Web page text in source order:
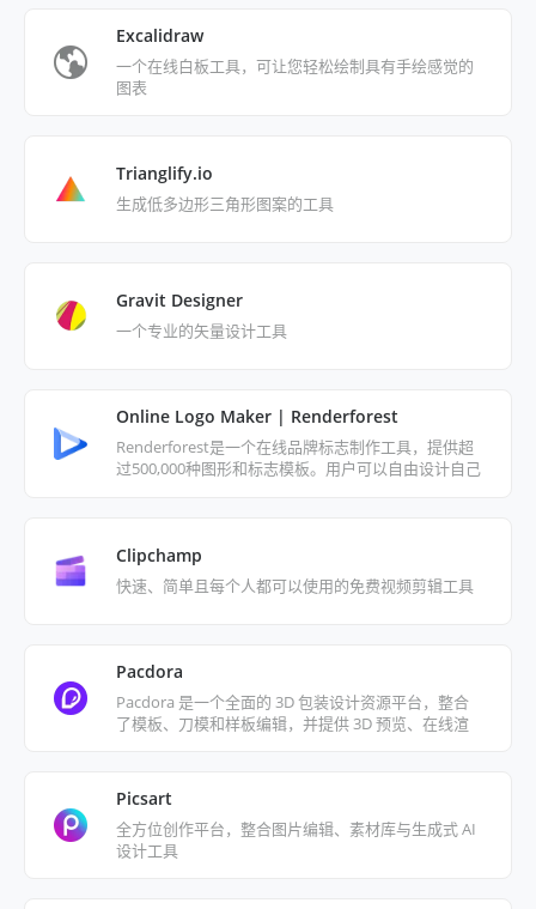
Excalidraw
一个在线白板工具，可让您轻松绘制具有手绘感觉的
图表
Trianglify.io
生成低多边形三角形图案的工具
Gravit Designer
一个专业的矢量设计工具
Online Logo Maker | Renderforest
Renderforest是一个在线品牌标志制作工具，提供超
过500,000种图形和标志模板。用户可以自由设计自己
Clipchamp
快速、简单且每个人都可以使用的免费视频剪辑工具
Pacdora
Pacdora 是一个全面的 3D 包装设计资源平台，整合
了模板、刀模和样板编辑，并提供 3D 预览、在线渲
Picsart
全方位创作平台，整合图片编辑、素材库与生成式 AI
设计工具